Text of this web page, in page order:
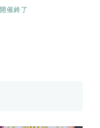
開催終了